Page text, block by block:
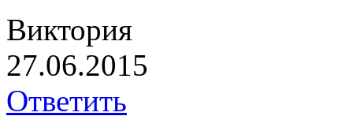
Виктория
27.06.2015
Ответить